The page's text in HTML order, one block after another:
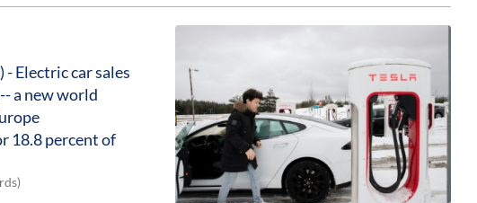
Electric car sales
a new world
18.8 percent of